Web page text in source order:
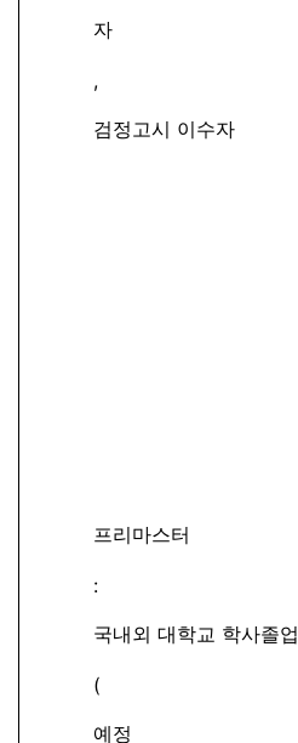
자
,
검정고시 이수자
프리마스터
:
국내외 대학교 학사졸업
(
예정